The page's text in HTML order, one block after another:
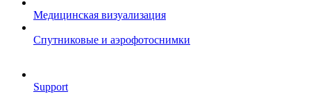
Медицинская визуализация
Спутниковые и аэрофотоснимки
Support